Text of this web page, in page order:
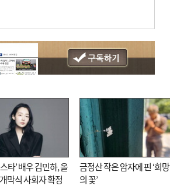
타’ 배우 김민하, 올
막식 사회자 확정
금정산 작은 암자에 핀 ‘희망
의 꽃’